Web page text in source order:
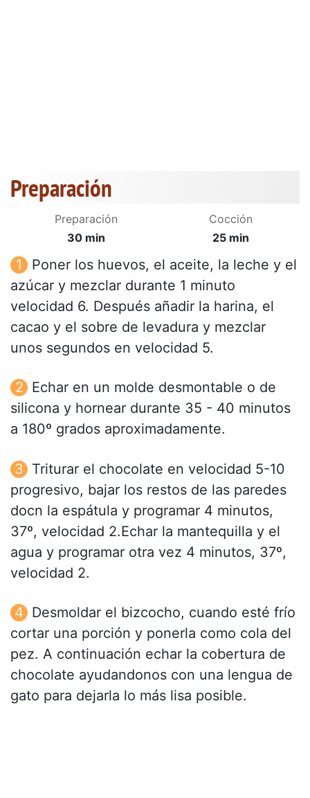
Preparación
Preparación
30 min
Cocción
25 min
Poner los huevos, el aceite, la leche y el
azúcar y mezclar durante 1 minuto
velocidad 6. Después añadir la harina, el
cacao y el sobre de levadura y mezclar
unos segundos en velocidad 5.
Echar en un molde desmontable o de
silicona y hornear durante 35 - 40 minutos
a 180º grados aproximadamente.
Triturar el chocolate en velocidad 5-10
progresivo, bajar los restos de las paredes
docn la espátula y programar 4 minutos,
37º, velocidad 2.Echar la mantequilla y el
agua y programar otra vez 4 minutos, 37º,
velocidad 2.
Desmoldar el bizcocho, cuando esté frío
cortar una porción y ponerla como cola del
pez. A continuación echar la cobertura de
chocolate ayudandonos con una lengua de
gato para dejarla lo más lisa posible.